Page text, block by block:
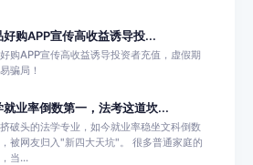
好购APP宣传高收益诱导投...
购APP宣传高收益诱导投资者充值，虚假期
骗局！
就业率倒数第一，法考这道坎...
破头的法学专业，如今就业率稳坐文科倒数
被网友归入"新四大天坑"。 很多普通家庭的
当...